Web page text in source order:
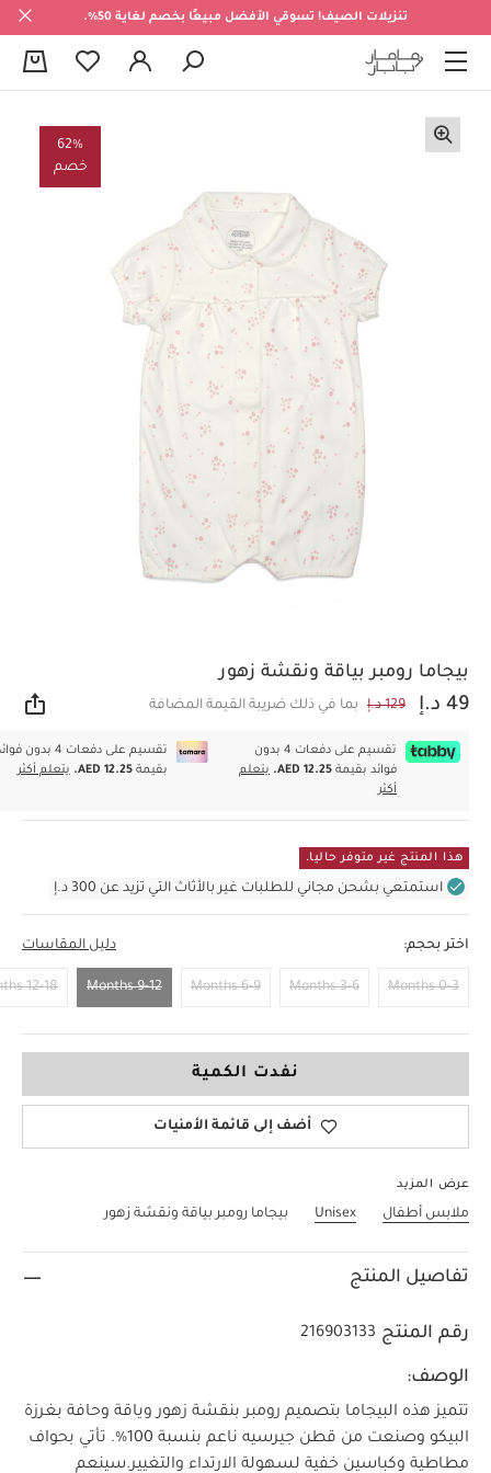
تنزيلات الصيف! تسوقي الأفضل مبيعًا بخصم لغاية 50%.
62%
خصم
بيجاما رومبر بياقة ونقشة زهور
49 د.إ 129 د.إ بما في ذلك ضريبة القيمة المضافة
تقسيم على دفعات 4 بدون
فوائد بقيمة AED 12.25.
يتعلم
أكثر
تقسيم على دفعات 4 بدون
بقيمةAED 12.25. يتعلم أكثر
هذا المنتج غير متوفر حاليا.
استمتعي بشحن مجاني للطلبات غير بالأثاث التي تزيد عن 300 د.إ
اختر بحجم: دليل المقاسات
0-3 Months
3-6 Months
6-9 Months
9-12 Months
12-18 Months
نفدت الكمية
أضف إلى قائمة الأمنيات
عرض المزيد
ملابس أطفال Unisex بيجاما رومبر بياقة ونقشة زهور
تفاصيل المنتج
رقم المنتج 216903133
الوصف:
تتميز هذه البيجاما بتصميم رومبر بنقشة زهور وياقة وحافة بغرزة
البيكو وصنعت من قطن جيرسيه ناعم بنسبة 100‏‏‏‏%‏‏. تأتي بحواف
مطاطية وكباسين خفية لسهولة الارتداء والتغيير.سينعم